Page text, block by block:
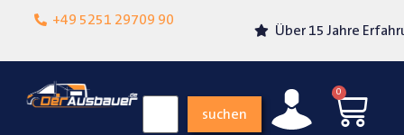
+49 5251 29709 90
Lokalgeschäft in
Über 15 Jahre Erfahrung
suchen
0